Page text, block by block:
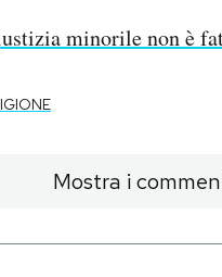
minorile non è
Mostra i